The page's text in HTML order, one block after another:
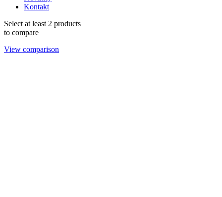
Kontakt
Select at least 2 products
to compare
View comparison